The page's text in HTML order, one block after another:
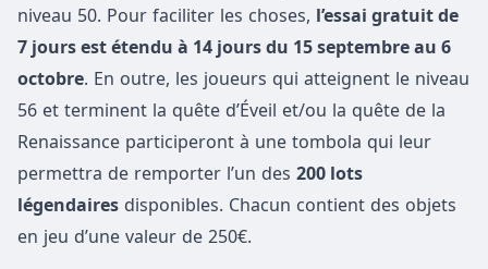
niveau 50. Pour faciliter les choses, l’essai gratuit de
7 jours est étendu à 14 jours du 15 septembre au 6
octobre. En outre, les joueurs qui atteignent le niveau
56 et terminent la quête d’Éveil et/ou la quête de la
Renaissance participeront à une tombola qui leur
permettra de remporter l’un des 200 lots
légendaires disponibles. Chacun contient des objets
en jeu d’une valeur de 250€.